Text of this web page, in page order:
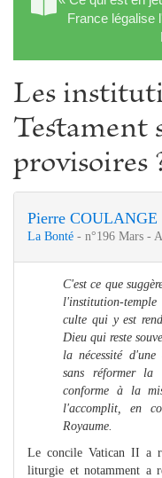
France légalise
Les
Testament
provisoires
Pierre COULANGE
La Bonté - n°196 Mars -
C'est ce que
l'institution-
culte qui y est
Dieu qui reste
la nécessité d'une
sans réformer
conforme à la
l'accomplit, en
Royaume.
Le concile Vatican II a
liturgie et notamment a